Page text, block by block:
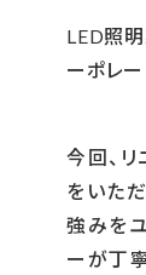
LED照明
ーポレー
今回、
をいただ
強みを
ーが丁